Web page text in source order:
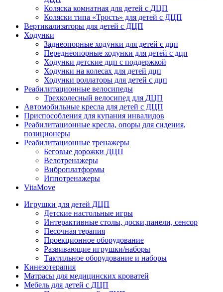
Коляска комнатная для детей с ДЦП
Коляски типа «Трость» для детей с ДЦП
Вертикализаторы для детей с ДЦП
Ходунки
Заднеопорные ходунки для детей с дцп
Переднеопорные ходунки для детей с дцп
Ходунки детские дцп с поддержкой
Ходунки на колесах для детей дцп
Ходунки роллаторы для детей с дцп
Реабилитационные велосипеды
Трехколесный велосипед для ДЦП
Автомобильные кресла для детей с ДЦП
Приспособления для купания инвалидов
Реабилитационные кресла, опоры для сидения,
позиционеры
Реабилитационные тренажеры
Беговые дорожки ДЦП
Велотренажеры
Виброплатформы
Иппотренажеры
VitaMove
Игрушки для детей ДЦП
Детские настольные игры
Интерактивные столы, доски,панели, сенсор
Песочная терапия
Проекционное оборудование
Развивающие игрушки/наборы
Тактильное оборудование и наборы
Кинезотерапия
Матрасы для медицинских кроватей
Мебель для детей с ДЦП